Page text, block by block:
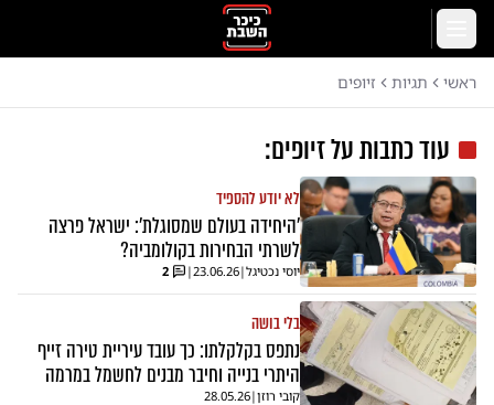
דלג לתוכן הראשי
ראשי תגיות זיופים
עוד כתבות עלזיופים:
לא יודע להספיד
'היחידה בעולם שמסוגלת': ישראל פרצה
לשרתי הבחירות בקולומביה?
יוסי נכטיגל|
23.06.26
|
2
בלי בושה
נתפס בקלקלתו: כך עובד עיריית טירה זייף
היתרי בנייה וחיבר מבנים לחשמל במרמה
קובי רוזן|
28.05.26